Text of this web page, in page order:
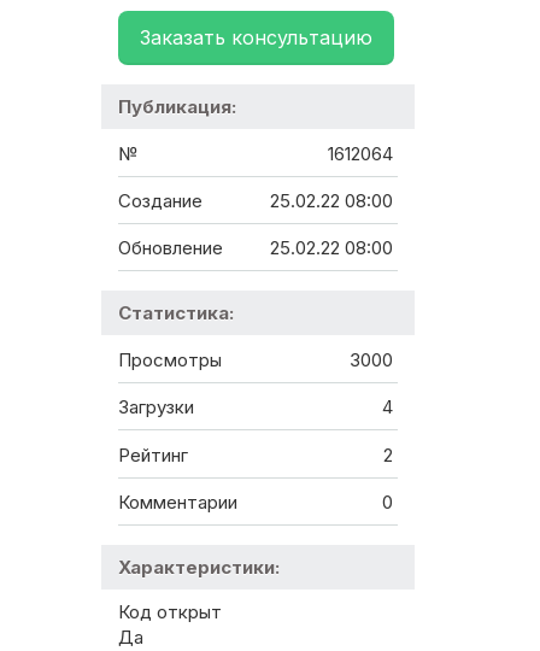
Заказать консультацию
Публикация:
№ 1612064
Создание 25.02.22 08:00
Обновление 25.02.22 08:00
Статистика:
Просмотры 3000
Загрузки 4
Рейтинг 2
Комментарии 0
Характеристики:
Код открыт
Да